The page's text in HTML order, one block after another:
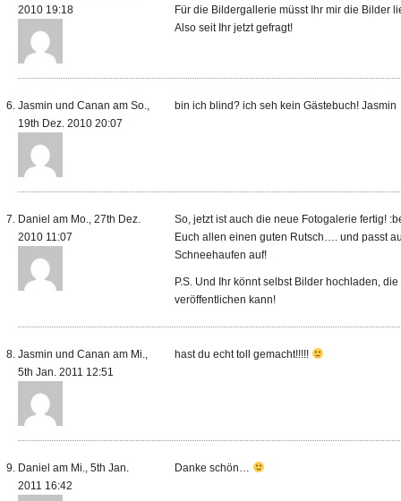
2010 19:18
Für die Bildergallerie müsst Ihr mir die Bilder
Also seit Ihr jetzt gefragt!
Jasmin und Canan am So.,
19th Dez. 2010 20:07
bin ich blind? ich seh kein Gästebuch! Jasmin
Daniel am Mo., 27th Dez.
2010 11:07
So, jetzt ist auch die neue Fotogalerie fertig!
Euch allen einen guten Rutsch…. und passt
Schneehaufen auf!
P.S. Und Ihr könnt selbst Bilder hochladen,
veröffentlichen kann!
Jasmin und Canan am Mi.,
5th Jan. 2011 12:51
hast du echt toll gemacht!!!!!
Daniel am Mi., 5th Jan.
2011 16:42
Danke schön…